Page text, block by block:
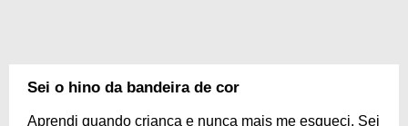
Sei o hino da bandeira de cor
Aprendi quando criança e nunca mais me esqueci. Sei